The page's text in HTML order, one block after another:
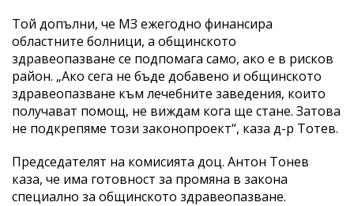
Той допълни, че МЗ ежегодно финансира
областните болници, а общинското
здравеопазване се подпомага само, ако е в рисков
район. „Ако сега не бъде добавено и общинското
здравеопазване към лечебните заведения, които
получават помощ, не виждам кога ще стане. Затова
не подкрепяме този законопроект“, каза д-р Тотев.
Председателят на комисията доц. Антон Тонев
каза, че има готовност за промяна в закона
специално за общинското здравеопазване.